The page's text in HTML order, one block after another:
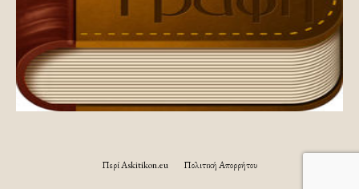
Περί Askitikon.eu Πολιτική Απορρήτου